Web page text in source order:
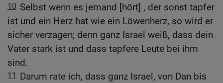
10 Selbst wenn es jemand [hört] , der sonst tapfer
ist und ein Herz hat wie ein Löwenherz, so wird er
sicher verzagen; denn ganz Israel weiß, dass dein
Vater stark ist und dass tapfere Leute bei ihm
sind.
11
Darum rate ich, dass ganz Israel, von Dan bis